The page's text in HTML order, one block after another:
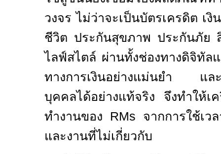
วงจร ไม่ว่าจะเป็นบัตรเครดิต เ
ชีวิต ประกันสุขภาพ ประกันภัย
ไลฟ์สไตล์ ผ่านทั้งช่องทางดิจิทัล
ทางการเงินอย่างแม่นยำ แล
บุคคลได้อย่างแท้จริง จึงทำให้เ
ทำงานของ RMs จากการใช้เว
และงานที่ไม่เกี่ยวกับ